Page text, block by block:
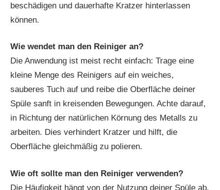
beschädigen und dauerhafte Kratzer hinterlassen
können.
Wie wendet man den Reiniger an?
Die Anwendung ist meist recht einfach: Trage eine
kleine Menge des Reinigers auf ein weiches,
sauberes Tuch auf und reibe die Oberfläche deiner
Spüle sanft in kreisenden Bewegungen. Achte darauf,
in Richtung der natürlichen Körnung des Metalls zu
arbeiten. Dies verhindert Kratzer und hilft, die
Oberfläche gleichmäßig zu polieren.
Wie oft sollte man den Reiniger verwenden?
Die Häufigkeit hängt von der Nutzung deiner Spüle ab.